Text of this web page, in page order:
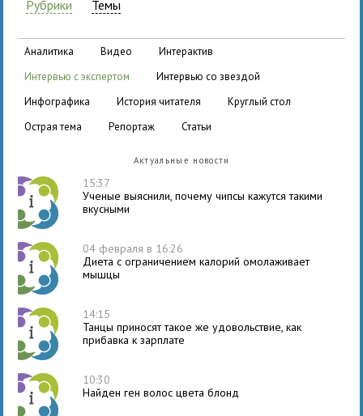
Рубрики Темы
аналитика видео
интерактив
интервью с экспертом
интервью со звездой
инфографика
история читателя
круглый стол
острая тема
репортаж статьи
Актуальные новости
15:37
Ученые выяснили, почему чипсы кажутся такими
вкусными
04 февраля в 16:26
Диета с ограничением калорий омолаживает
мышцы
14:15
Танцы приносят такое же удовольствие, как
прибавка к зарплате
10:30
Найден ген волос цвета блонд